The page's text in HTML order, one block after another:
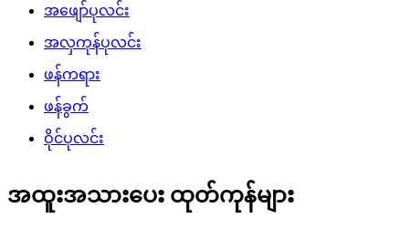
အဖျော်ပုလင်း
အလှကုန်ပုလင်း
ဖန်ကရား
ဖန်ခွက်
ဝိုင်ပုလင်း
အထူးအသားပေး ထုတ်ကုန်များ